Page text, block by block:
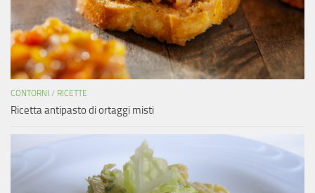
CONTORNI / RICETTE
Ricetta antipasto di ortaggi misti